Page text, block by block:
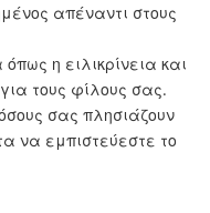
απέναντι στους
η ειλικρίνεια και
τους φίλους σας.
σας πλησιάζουν
να εμπιστεύεστε το